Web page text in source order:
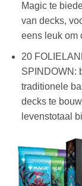
Magic te
van decks,
eens leuk om
20
SPINDOWN:
traditionele
decks te
levenstotaal